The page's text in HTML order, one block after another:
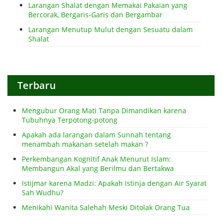
Larangan Shalat dengan Memakai Pakaian yang
Bercorak, Bergaris-Garis dan Bergambar
Larangan Menutup Mulut dengan Sesuatu dalam
Shalat
Terbaru
Mengubur Orang Mati Tanpa Dimandikan karena
Tubuhnya Terpotong-potong
Apakah ada larangan dalam Sunnah tentang
menambah makanan setelah makan ?
Perkembangan Kognitif Anak Menurut Islam:
Membangun Akal yang Berilmu dan Bertakwa
Istijmar karena Madzi: Apakah Istinja dengan Air Syarat
Sah Wudhu?
Menikahi Wanita Salehah Meski Ditolak Orang Tua